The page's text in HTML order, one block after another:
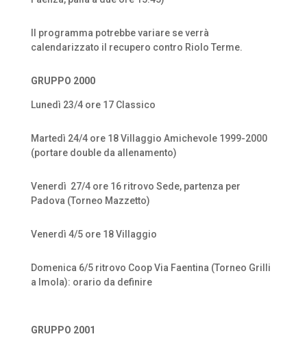
Il programma potrebbe variare se verrà
calendarizzato il recupero contro Riolo Terme.
GRUPPO 2000
Lunedì 23/4 ore 17 Classico
Martedì 24/4 ore 18 Villaggio Amichevole 1999-2000
(portare double da allenamento)
Venerdì 27/4 ore 16 ritrovo Sede, partenza per
Padova (Torneo Mazzetto)
Venerdì 4/5 ore 18 Villaggio
Domenica 6/5 ritrovo Coop Via Faentina (Torneo Grilli
a Imola): orario da definire
GRUPPO 2001